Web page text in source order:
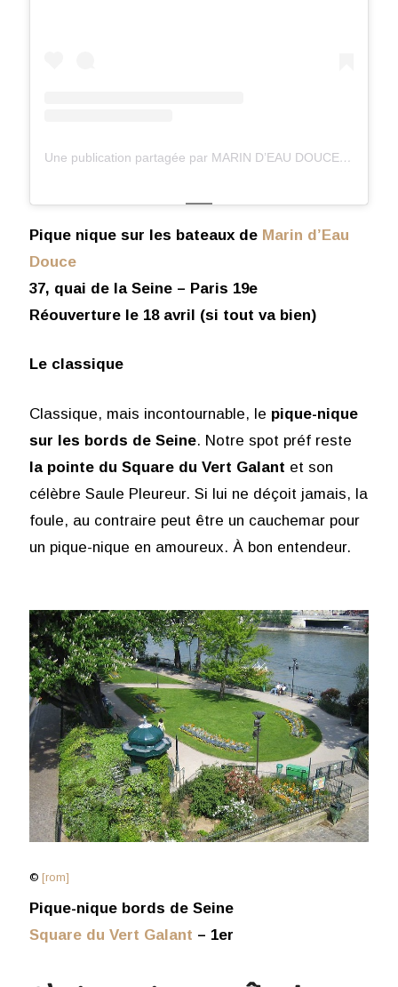
Une publication partagée par MARIN D’EAU DOUCE (@marindeaudoucefrance)
Pique nique sur les bateaux de Marin d’Eau
Douce
37, quai de la Seine – Paris 19e
Réouverture le 18 avril (si tout va bien)
Le classique
Classique, mais incontournable, le pique-nique
sur les bords de Seine. Notre spot préf reste
la pointe du Square du Vert Galant et son
célèbre Saule Pleureur. Si lui ne déçoit jamais, la
foule, au contraire peut être un cauchemar pour
un pique-nique en amoureux. À bon entendeur.
© [rom]
Pique-nique bords de Seine
Square du Vert Galant – 1er